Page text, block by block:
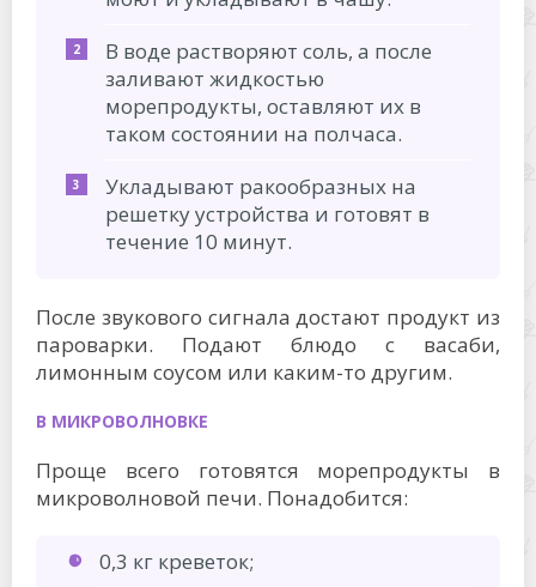
В воде растворяют соль, а после
заливают жидкостью
морепродукты, оставляют их в
таком состоянии на полчаса.
Укладывают ракообразных на
решетку устройства и готовят в
течение 10 минут.
После звукового сигнала достают продукт из
пароварки. Подают блюдо с васаби,
лимонным соусом или каким-то другим.
В МИКРОВОЛНОВКЕ
Проще всего готовятся морепродукты в
микроволновой печи. Понадобится:
0,3 кг креветок;